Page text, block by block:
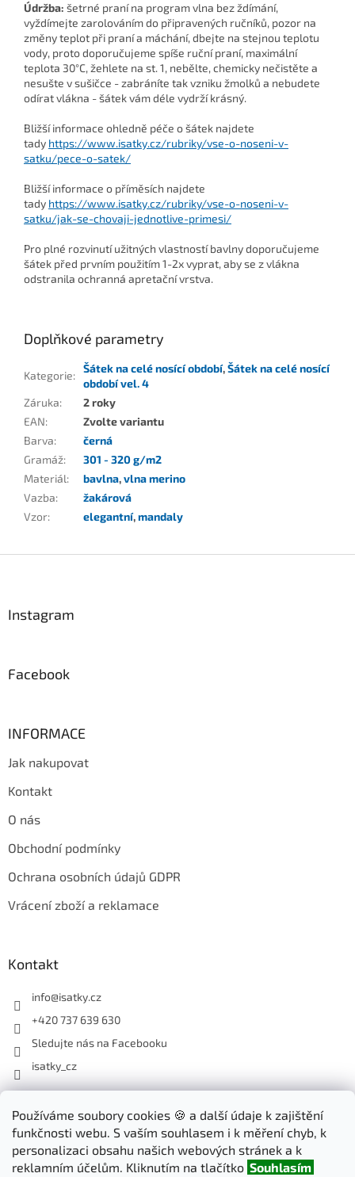
Používáme soubory cookies 🍪 a další údaje k zajištění
funkčnosti webu. S vaším souhlasem i k měření chyb, k
personalizaci obsahu našich webových stránek a k
reklamním účelům. Kliknutím na tlačítko Souhlasím
Údržba: šetrné praní na program vlna bez ždímání,
vyždímejte zarolováním do připravených ručníků, pozor na
změny teplot při praní a máchání, dbejte na stejnou teplotu
vody, proto doporučujeme spíše ruční praní, maximální
teplota 30°C, žehlete na st. 1, nebělte, chemicky nečistěte a
nesušte v sušičce - zabráníte tak vzniku žmolků a nebudete
odírat vlákna - šátek vám déle vydrží krásný.
Bližší informace ohledně péče o šátek najdete
tady https://www.isatky.cz/rubriky/vse-o-noseni-v-
satku/pece-o-satek/
Bližší informace o příměsích najdete
tady https://www.isatky.cz/rubriky/vse-o-noseni-v-
satku/jak-se-chovaji-jednotlive-primesi/
Pro plné rozvinutí užitných vlastností bavlny doporučujeme
šátek před prvním použitím 1-2x vyprat, aby se z vlákna
odstranila ochranná apretační vrstva.
Doplňkové parametry
Kategorie:
Šátek na celé nosící období,Šátek na celé nosící
období vel. 4
Záruka:
2 roky
EAN:
Zvolte variantu
Barva:
černá
Gramáž:
301 - 320 g/m2
Materiál: bavlna,vlna merino
Vazba:
žakárová
Vzor: elegantní,mandaly
Instagram
Facebook
INFORMACE
Jak nakupovat
Kontakt
O nás
Obchodní podmínky
Ochrana osobních údajů GDPR
Vrácení zboží a reklamace
Kontakt
info@isatky.cz
+420 737 639 630
Sledujte nás na Facebooku
isatky_cz
Odebírat newsletter
Vložte svůj e-mail a my vám budeme zasílat informace o nových
produktech na našem e-shopu.